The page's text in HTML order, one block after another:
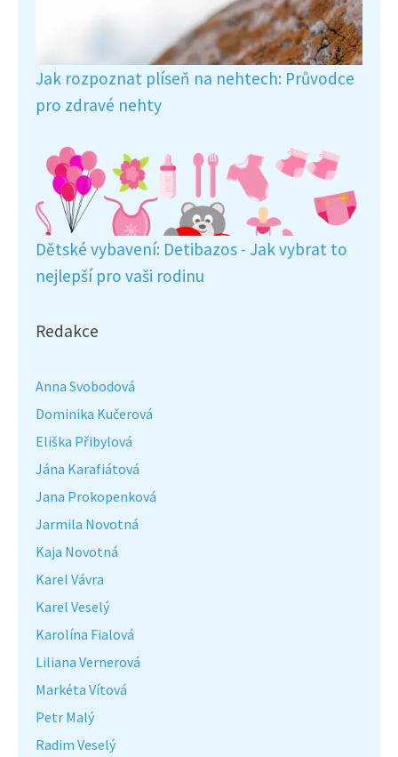
Jak rozpoznat plíseň na nehtech: Průvodce
pro zdravé nehty
Dětské vybavení: Detibazos - Jak vybrat to
nejlepší pro vaši rodinu
Redakce
Anna Svobodová
Dominika Kučerová
Eliška Přibylová
Jána Karafiátová
Jana Prokopenková
Jarmila Novotná
Kaja Novotná
Karel Vávra
Karel Veselý
Karolína Fialová
Liliana Vernerová
Markéta Vítová
Petr Malý
Radim Veselý